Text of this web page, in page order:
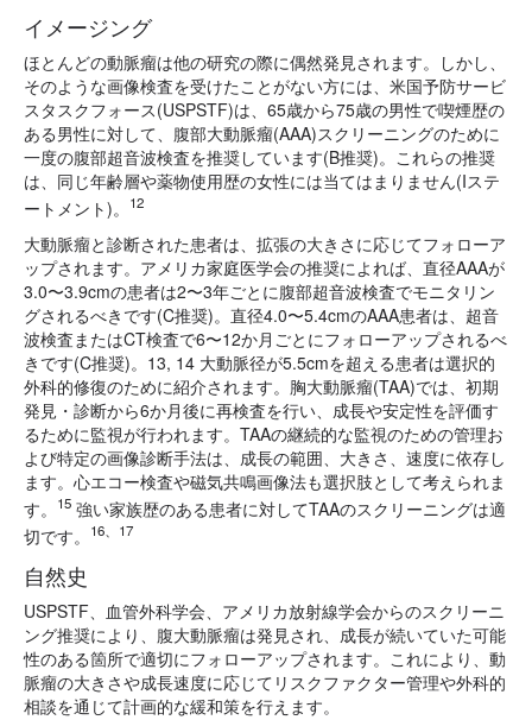
イメージング
ほとんどの動脈瘤は他の研究の際に偶然発見されます。しかし、
そのような画像検査を受けたことがない方には、米国予防サービ
スタスクフォース(USPSTF)は、65歳から75歳の男性で喫煙歴の
ある男性に対して、腹部大動脈瘤(AAA)スクリーニングのために
一度の腹部超音波検査を推奨しています(B推奨)。これらの推奨
は、同じ年齢層や薬物使用歴の女性には当てはまりません(Iステ
ートメント)。
12
大動脈瘤と診断された患者は、拡張の大きさに応じてフォローア
ップされます。アメリカ家庭医学会の推奨によれば、直径AAAが
3.0〜3.9cmの患者は2〜3年ごとに腹部超音波検査でモニタリン
グされるべきです(C推奨)。直径4.0〜5.4cmのAAA患者は、超音
波検査またはCT検査で6〜12か月ごとにフォローアップされるべ
きです(C推奨)。13, 14 大動脈径が5.5cmを超える患者は選択的
外科的修復のために紹介されます。胸大動脈瘤(TAA)では、初期
発見・診断から6か月後に再検査を行い、成長や安定性を評価す
るために監視が行われます。TAAの継続的な監視のための管理お
よび特定の画像診断手法は、成長の範囲、大きさ、速度に依存し
ます。心エコー検査や磁気共鳴画像法も選択肢として考えられま
す。
15 強い家族歴のある患者に対してTAAのスクリーニングは適
切です。
16、17
自然史
USPSTF、血管外科学会、アメリカ放射線学会からのスクリーニ
ング推奨により、腹大動脈瘤は発見され、成長が続いていた可能
性のある箇所で適切にフォローアップされます。これにより、動
脈瘤の大きさや成長速度に応じてリスクファクター管理や外科的
相談を通じて計画的な緩和策を行えます。